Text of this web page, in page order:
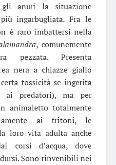
anuri la situazione
ingarbugliata. Fra le
è raro imbattersi nella
, comunemente
pezzata. Presenta
nera a chiazze giallo
tossicità se ingerita
ai predatori), ma per
animaletto totalmente
ai tritoni, le
loro vita adulta anche
corsi d’acqua, dove
Sono rinvenibili nei